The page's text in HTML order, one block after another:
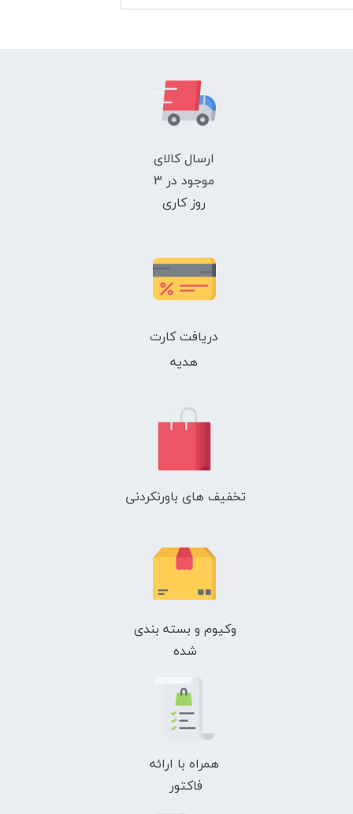
ارسال کالای
موجود در 3
روز کاری
دریافت کارت
هدیه
تخفیف های باورنکردنی
وکیوم و بسته بندی
شده
همراه با ارائه
فاکتور